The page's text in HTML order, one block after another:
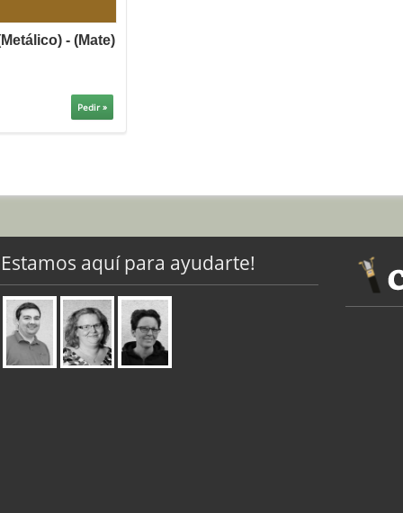
- (Mate)
Pedir »
Estamos aquí para ayudarte!